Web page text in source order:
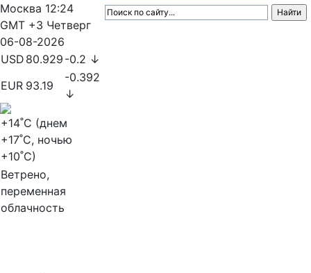
Москва 12:24
GMT +3 Четверг
06-08-2026
USD 80.929 -0.2 ↓
EUR 93.19
-0.392
↓
+14˚C (днем
+17˚C, ночью
+10˚C)
Ветрено,
переменная
облачность